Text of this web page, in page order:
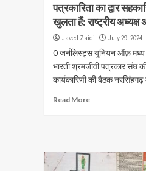
पत्रकारिता का द्वार
खुलता हैं: राष्ट्रीय
Javed Zaidi July 29, 2024
0 जर्नलिस्ट्स यूनियन ऑफ़ मध्य
भारती श्रमजीवी पत्रकार संघ की
कार्यकारिणी की बैठक
Read More